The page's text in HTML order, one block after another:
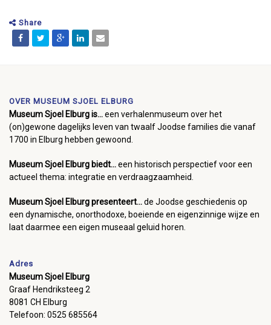
Share
OVER MUSEUM SJOEL ELBURG
Museum Sjoel Elburg is...een verhalenmuseum over het
(on)gewone dagelijks leven van twaalf Joodse families die vanaf
1700 in Elburg hebben gewoond.
Museum Sjoel Elburg biedt...een historisch perspectief voor een
actueel thema: integratie en verdraagzaamheid.
Museum Sjoel Elburg presenteert...de Joodse geschiedenis op
een dynamische, onorthodoxe, boeiende en eigenzinnige wijze en
laat daarmee een eigen museaal geluid horen.
Adres
Museum Sjoel Elburg
Graaf Hendriksteeg 2
8081 CH Elburg
Telefoon: 0525 685564